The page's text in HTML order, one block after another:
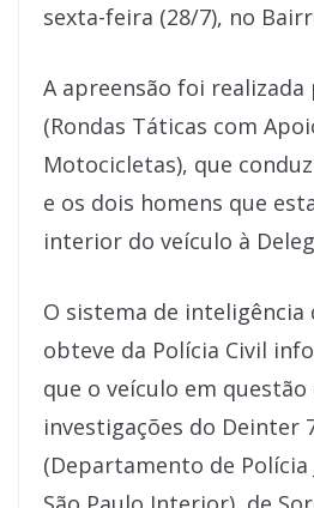
sexta-feira (28/7), no
A apreensão foi realizada
(Rondas Táticas com
Motocicletas), que
e os dois homens que
interior do veículo à
O sistema de inteligência
obteve da Polícia Civil
que o veículo em questão
investigações do Deinter
(Departamento de Polícia